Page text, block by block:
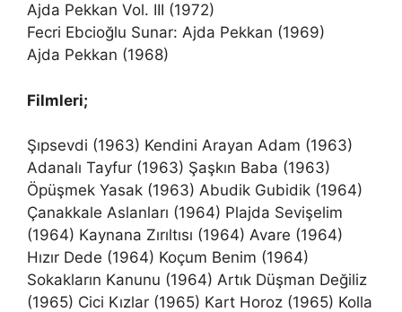
Ajda Pekkan Vol. III (1972)
Fecri Ebcioğlu Sunar: Ajda Pekkan (1969)
Ajda Pekkan (1968)
Filmleri;
Şıpsevdi (1963) Kendini Arayan Adam (1963)
Adanalı Tayfur (1963) Şaşkın Baba (1963)
Öpüşmek Yasak (1963) Abudik Gubidik (1964)
Çanakkale Aslanları (1964) Plajda Sevişelim
(1964) Kaynana Zırıltısı (1964) Avare (1964)
Hızır Dede (1964) Koçum Benim (1964)
Sokakların Kanunu (1964) Artık Düşman Değiliz
(1965) Cici Kızlar (1965) Kart Horoz (1965) Kolla